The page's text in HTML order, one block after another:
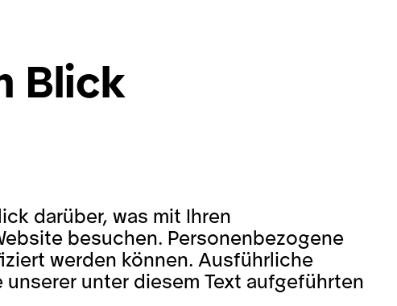
Blick
darüber, was mit Ihren
besuchen. Personenbezogene
werden können. Ausführliche
unserer unter diesem Text aufgeführten